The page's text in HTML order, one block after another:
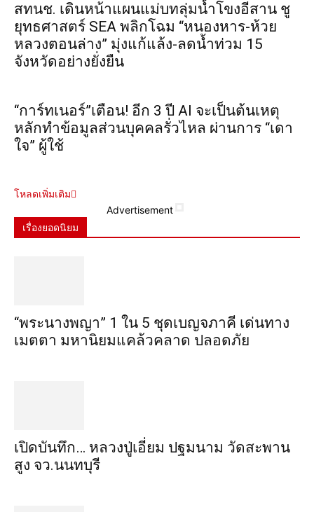
สทนช. เดินหน้าแผนแม่บทลุ่มน้ำโขงอีสาน ชู
ยุทธศาสตร์ SEA พลิกโฉม “หนองหาร-ห้วย
หลวงตอนล่าง” มุ่งแก้แล้ง-ลดน้ำท่วม 15
จังหวัดอย่างยั่งยืน
“การ์ทเนอร์”เตือน! อีก 3 ปี AI จะเป็นต้นเหตุ
หลักทำข้อมูลส่วนบุคคลรั่วไหล ผ่านการ “เดา
ใจ” ผู้ใช้
โหลดเพิ่มเติม
Advertisement
เรื่องยอดนิยม
“พระ​นาง​พญา” 1 ใน 5​ ชุดเบญจ​ภาคี​ เด่นทาง
เมตตา​ มหา​นิยม​แคล้วคลาด​ ปลอดภัย​
เปิดบันทึก… หลวงปู่เอี่ยม ​ปฐม​นาม​ วัดสะพาน
สูง​ จว.นนทบุรี